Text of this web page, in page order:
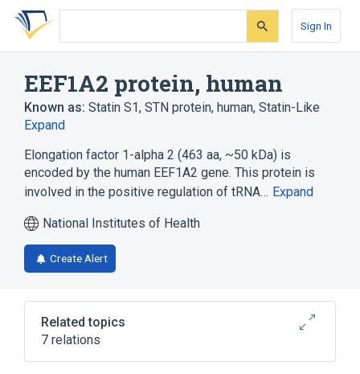
Skip
search
Skip
Skip
account
Sign In
EEF1A2 protein, human
Known as: Statin S1, STN protein, human, Statin-Like
Expand
Elongation factor 1-alpha 2 (463 aa, ~50 kDa) is
encoded by the human EEF1A2 gene. This protein is
involved in the positive regulation of tRNA… Expand
National Institutes of Health
Create Alert
Related topics
7 relations
EEF1A1 protein, human
EEF1A2 gene